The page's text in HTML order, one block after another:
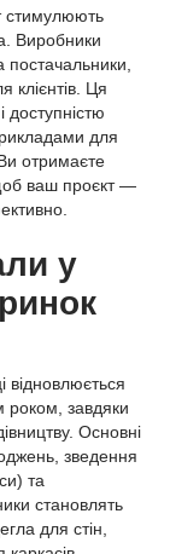
стимулюють
Виробники
клієнтів. Ця
доступністю
для
отримаєте
ваш проєкт —
у
відновлюється
роком, завдяки
Основні
зведення
та
становлять
для стін,